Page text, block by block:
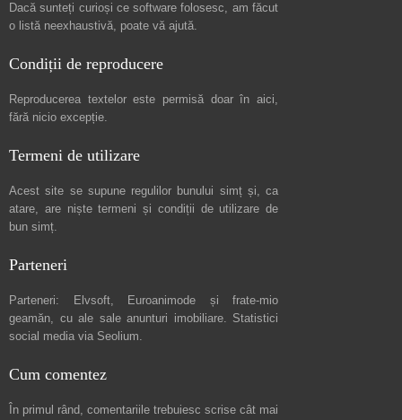
Dacă sunteți curioși ce software folosesc, am făcut
o listă neexhaustivă, poate vă ajută.
Condiții de reproducere
Reproducerea textelor este permisă doar în aici,
fără nicio excepție.
Termeni de utilizare
Acest site se supune regulilor bunului simț și, ca
atare, are niștetermeni și condiții de utilizare de
bun simț.
Parteneri
Parteneri: Elvsoft, Euroanimode și frate-mio
geamăn, cu ale sale anunturi imobiliare. Statistici
social media via Seolium.
Cum comentez
În primul rând, comentariile trebuiesc scrise cât mai